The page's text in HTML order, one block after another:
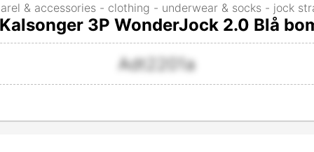
& accessories - clothing - underwear & socks - jock
3P WonderJock 2.0 Blå
Adt2201a